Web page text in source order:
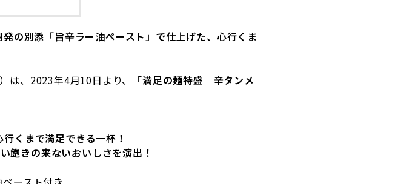
の別添「旨辛ラー油ペースト」 で仕上げた、心行くま
は、 2023年4月10日より、
「満足の麺特盛 辛タンメ
くまで満足できる一杯！
飽きの来ないおいしさを演出！